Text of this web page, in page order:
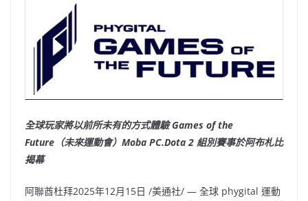
全球玩家將以前所未有的方式體驗 Games of the
Future（未來運動會） Moba PC.Dota 2 組別賽事於阿布札比
揭幕
阿聯酋杜拜2025年12月15日 /美通社/ — 全球 phygital 運動